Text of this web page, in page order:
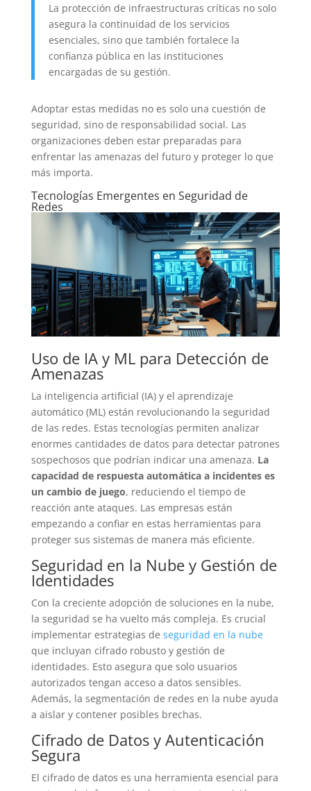
La protección de infraestructuras críticas no solo
asegura la continuidad de los servicios
esenciales, sino que también fortalece la
confianza pública en las instituciones
encargadas de su gestión.
Adoptar estas medidas no es solo una cuestión de
seguridad, sino de responsabilidad social. Las
organizaciones deben estar preparadas para
enfrentar las amenazas del futuro y proteger lo que
más importa.
Tecnologías Emergentes en Seguridad de
Redes
Uso de IA y ML para Detección de
Amenazas
La inteligencia artificial (IA) y el aprendizaje
automático (ML) están revolucionando la seguridad
de las redes. Estas tecnologías permiten analizar
enormes cantidades de datos para detectar patrones
sospechosos que podrían indicar una amenaza. La
capacidad de respuesta automática a incidentes es
un cambio de juego, reduciendo el tiempo de
reacción ante ataques. Las empresas están
empezando a confiar en estas herramientas para
proteger sus sistemas de manera más eficiente.
Seguridad en la Nube y Gestión de
Identidades
Con la creciente adopción de soluciones en la nube,
la seguridad se ha vuelto más compleja. Es crucial
implementar estrategias de seguridad en la nube
que incluyan cifrado robusto y gestión de
identidades. Esto asegura que solo usuarios
autorizados tengan acceso a datos sensibles.
Además, la segmentación de redes en la nube ayuda
a aislar y contener posibles brechas.
Cifrado de Datos y Autenticación
Segura
El cifrado de datos es una herramienta esencial para